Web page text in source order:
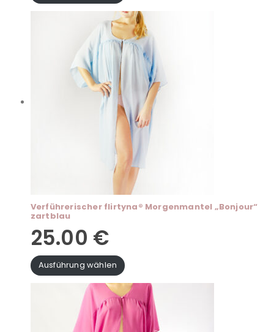
Verführerischer flirtyna® Morgenmantel „Bonjour“
zartblau
25.00 €
Ausführung wählen